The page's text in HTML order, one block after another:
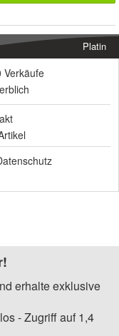
Platin
Verkäufe
erhalte exklusive
- Zugriff auf 1,4